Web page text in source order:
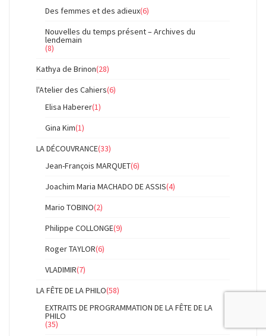
Des femmes et des adieux(6)
Nouvelles du temps présent – Archives du
lendemain
(8)
Kathya de Brinon(28)
l'Atelier des Cahiers(6)
Elisa Haberer(1)
Gina Kim(1)
LA DÉCOUVRANCE(33)
Jean-François MARQUET(6)
Joachim Maria MACHADO DE ASSIS(4)
Mario TOBINO(2)
Philippe COLLONGE(9)
Roger TAYLOR(6)
VLADIMIR(7)
LA FÊTE DE LA PHILO(58)
EXTRAITS DE PROGRAMMATION DE LA FÊTE DE LA
PHILO
(35)